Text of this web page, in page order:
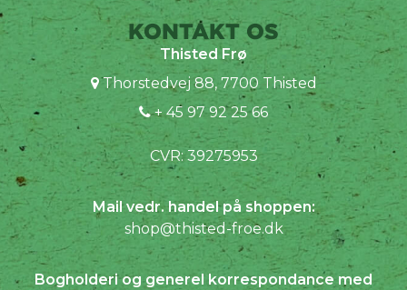
KONTAKT OS
Thisted Frø
Thorstedvej 88, 7700 Thisted
+ 45 97 92 25 66
CVR: 39275953
Mail vedr. handel på shoppen:
shop@thisted-froe.dk
Bogholderi og generel korrespondance med